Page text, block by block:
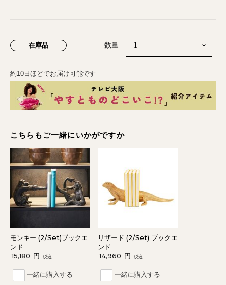
在庫品 数量:
約10日ほどでお届け可能です
こちらもご一緒にいかがですか
モンキー (2/Set)ブックエ
ンド
15,180 円 税込
一緒に購入する
リザード (2/Set) ブックエ
ンド
14,960 円 税込
一緒に購入する